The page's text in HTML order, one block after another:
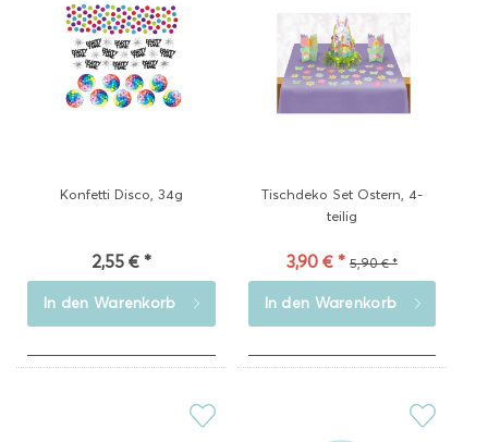
Konfetti Disco, 34g
2,55 € *
In den Warenkorb
Tischdeko Set Ostern, 4-
teilig
3,90 € * 5,90 € *
In den Warenkorb